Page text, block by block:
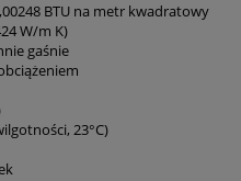
BTU na metr kwadratowy
W/m K)
gaśnie
23°C)